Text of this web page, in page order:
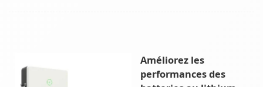
Améliorez les
performances des